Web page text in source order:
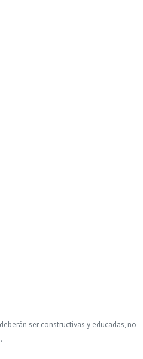
ser constructivas y educadas, no